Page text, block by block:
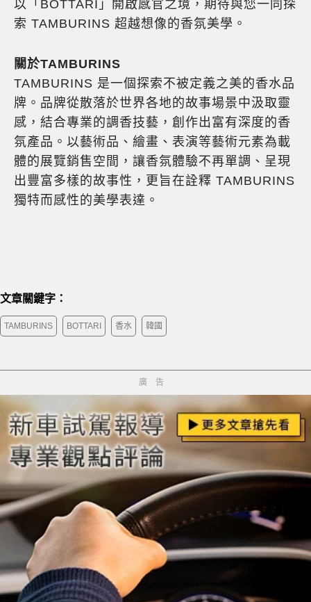
以「BOTTARI」開啟感官之境，期待與您一同探
索 TAMBURINS 超越想像的香氛美學。
關於TAMBURINS
TAMBURINS 是一個探索不被定義之美的香水品
牌。品牌從散落於世界各地的故事場景中汲取靈
感，結合專業的調香技藝，創作出富有深度的香
氛產品。以藝術品、繪畫、表演等藝術元素為載
體的展覽銷售空間，讓香氛體驗不再單調、呈現
出豐富多樣的故事性，更旨在詮釋 TAMBURINS
獨特而感性的美學表達。
文章關鍵字：
TAMBURINS BOTTARI 香水 韓國
廣告